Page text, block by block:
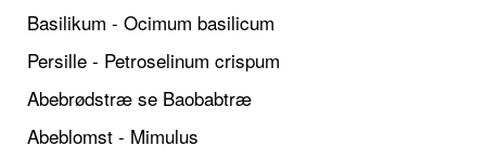
Basilikum - Ocimum basilicum
Persille - Petroselinum crispum
Abebrødstræ se Baobabtræ
Abeblomst - Mimulus